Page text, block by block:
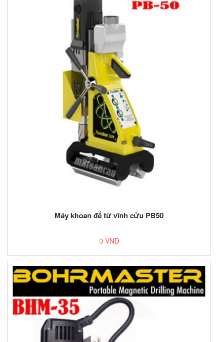
Máy khoan đế từ vĩnh cửu PB50
0 VNĐ